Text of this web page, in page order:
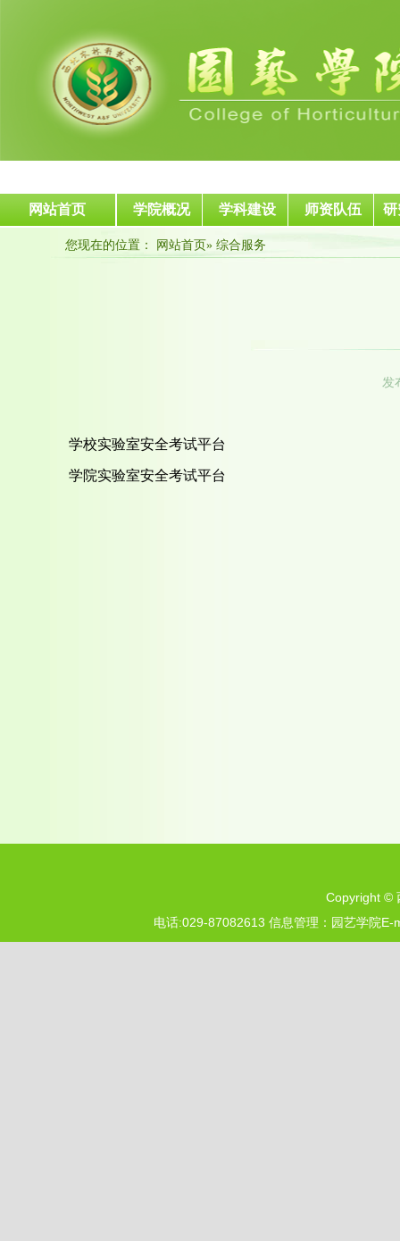
网站首页 学院概况 学科建设 师资队伍 研
您现在的位置： 网站首页» 综合服务
发
学校实验室安全考试平台
学院实验室安全考试平台
Copyright ©
电话:029-87082613 信息管理：园艺学院E-